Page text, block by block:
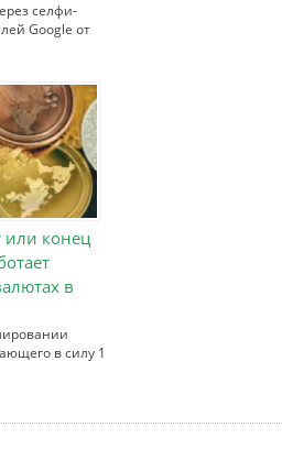
селфи-
Google от
или конец
в
в силу 1